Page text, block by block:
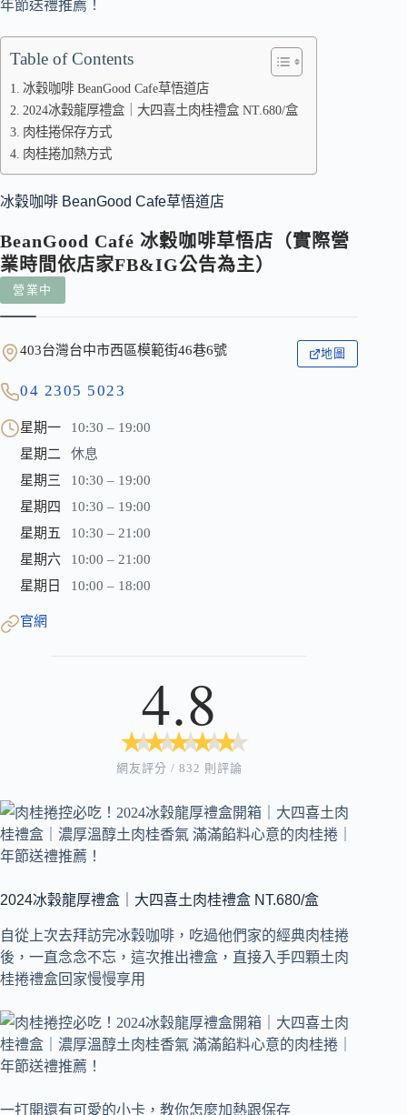
Table of Contents
冰穀咖啡 BeanGood Cafe草悟道店
2024冰穀龍厚禮盒｜大四喜土肉桂禮盒 NT.680/盒
肉桂捲保存方式
肉桂捲加熱方式
冰穀咖啡 BeanGood Cafe草悟道店
BeanGood Café 冰穀咖啡草悟店（實際營
業時間依店家FB&IG公告為主）
營業中
403台灣台中市西區模範街46巷6號 地圖
04 2305 5023
星期一
10:30 – 19:00
星期二
休息
星期三
10:30 – 19:00
星期四
10:30 – 19:00
星期五
10:30 – 21:00
星期六
10:00 – 21:00
星期日
10:00 – 18:00
官網
4.8
★
★ ★
★ ★
★ ★
★ ★
★
網友評分 / 832 則評論
2024冰穀龍厚禮盒｜大四喜土肉桂禮盒 NT.680/盒
自從上次去拜訪完冰穀咖啡，吃過他們家的經典肉桂捲
後，一直念念不忘，這次推出禮盒，直接入手四顆土肉
桂捲禮盒回家慢慢享用
一打開還有可愛的小卡，教你怎麼加熱跟保存